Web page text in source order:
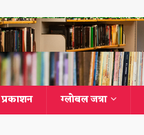
ग्लोबल जत्रा